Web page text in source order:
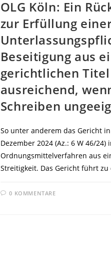
OLG Köln: Ein
zur Erfüllung
Beseitigung aus
gerichtlichen
ausreichend,
Schreiben
So unter anderem das Gericht
Dezember 2024 (Az.: 6 W 46/24)
Ordnungsmittelverfahren aus
Streitigkeit. Das Gericht führt
0 KOMMENTARE